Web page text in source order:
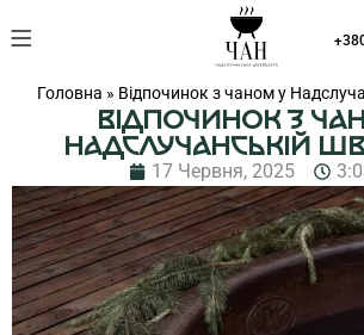
Головна » Відпочинок з чаном у
ВІДПОЧИНОК З
НАДСЛУЧАНСЬКІЙ
17 Червня, 2025